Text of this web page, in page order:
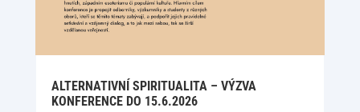
ALTERNATIVNÍ SPIRITUALITA – VÝZVA
KONFERENCE DO 15.6.2026